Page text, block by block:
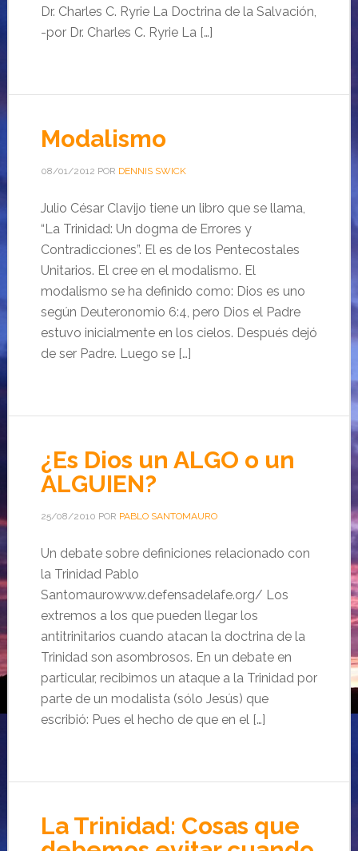
Dr. Charles C. Ryrie La Doctrina de la Salvación,
-por Dr. Charles C. Ryrie La […]
Modalismo
08/01/2012 POR DENNIS SWICK
Julio César Clavijo tiene un libro que se llama,
“La Trinidad: Un dogma de Errores y
Contradicciones”. El es de los Pentecostales
Unitarios. El cree en el modalismo. El
modalismo se ha definido como: Dios es uno
según Deuteronomio 6:4, pero Dios el Padre
estuvo inicialmente en los cielos. Después dejó
de ser Padre. Luego se […]
¿Es Dios un ALGO o un
ALGUIEN?
25/08/2010 POR PABLO SANTOMAURO
Un debate sobre definiciones relacionado con
la Trinidad Pablo
Santomaurowww.defensadelafe.org/ Los
extremos a los que pueden llegar los
antitrinitarios cuando atacan la doctrina de la
Trinidad son asombrosos. En un debate en
particular, recibimos un ataque a la Trinidad por
parte de un modalista (sólo Jesús) que
escribió: Pues el hecho de que en el […]
La Trinidad: Cosas que